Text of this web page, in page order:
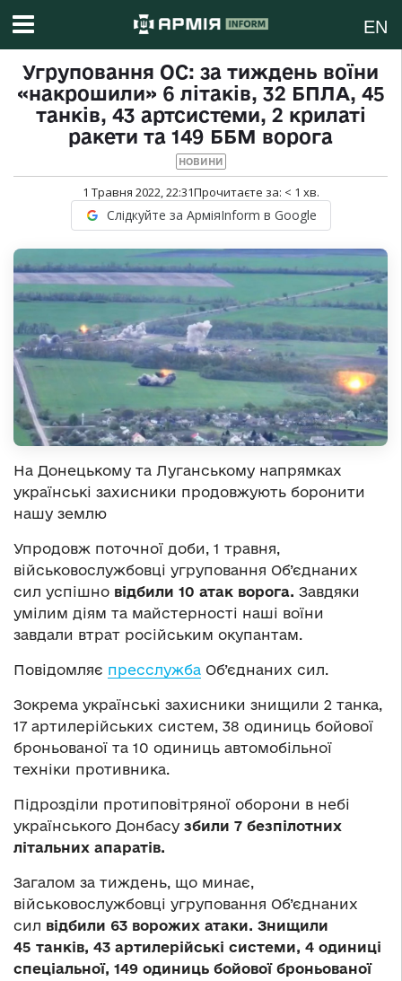
EN
Угруповання ОС: за тиждень воїни
«накрошили» 6 літаків, 32 БПЛА, 45
танків, 43 артсистеми, 2 крилаті
ракети та 149 ББМ ворога
НОВИНИ
1 Травня 2022, 22:31Прочитаєте за: < 1 хв.
Слідкуйте за АрміяInform в Google
На Донецькому та Луганському напрямках
українські захисники продовжують боронити
нашу землю
Упродовж поточної доби, 1 травня,
військовослужбовці угруповання Об’єднаних
сил успішно відбили 10 атак ворога. Завдяки
умілим діям та майстерності наші воїни
завдали втрат російським окупантам.
Повідомляє пресслужба Об’єднаних сил.
Зокрема українські захисники знищили 2 танка,
17 артилерійських систем, 38 одиниць бойової
броньованої та 10 одиниць автомобільної
техніки противника.
Підрозділи протиповітряної оборони в небі
українського Донбасу збили 7 безпілотних
літальних апаратів.
Загалом за тиждень, що минає,
військовослужбовці угруповання Об’єднаних
сил відбили 63 ворожих атаки. Знищили
45 танків, 43 артилерійські системи, 4 одиниці
спеціальної, 149 одиниць бойової броньованої